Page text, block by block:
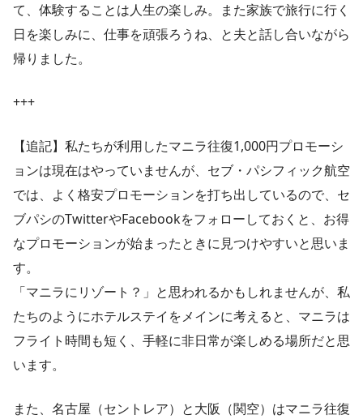
て、体験することは人生の楽しみ。また家族で旅行に行く
日を楽しみに、仕事を頑張ろうね、と夫と話し合いながら
帰りました。
+++
【追記】私たちが利用したマニラ往復1,000円プロモーシ
ョンは現在はやっていませんが、セブ・パシフィック航空
では、よく格安プロモーションを打ち出しているので、セ
ブパシのTwitterやFacebookをフォローしておくと、お得
なプロモーションが始まったときに見つけやすいと思いま
す。
「マニラにリゾート？」と思われるかもしれませんが、私
たちのようにホテルステイをメインに考えると、マニラは
フライト時間も短く、手軽に非日常が楽しめる場所だと思
います。
また、名古屋（セントレア）と大阪（関空）はマニラ往復